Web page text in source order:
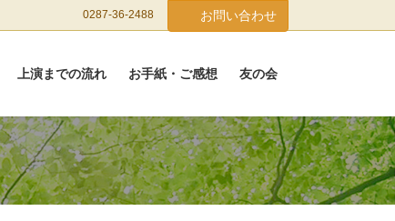
0287-36-2488 お問い合わせ
上演までの流れ お手紙・ご感想 友の会